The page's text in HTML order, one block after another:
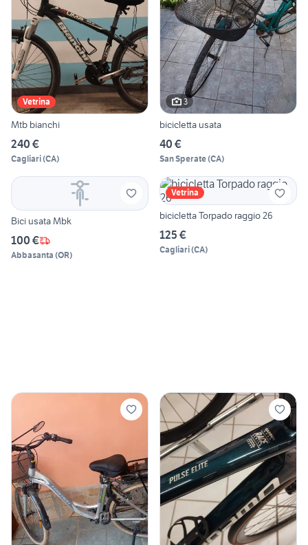
Vetrina
Mtb bianchi
240 €
Cagliari(CA)
3
bicicletta usata
40 €
San Sperate(CA)
Bici usata Mbk
100 €
Abbasanta (OR)
Vetrina
bicicletta Torpado raggio 26
125 €
Cagliari(CA)